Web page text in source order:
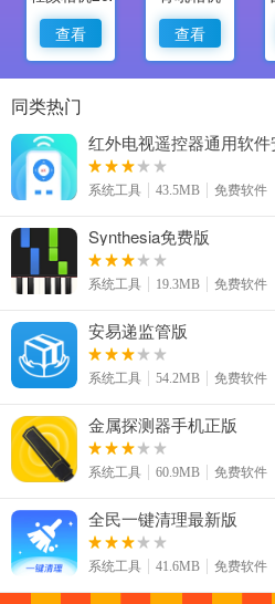
查看
查看
同类热门
红外电视遥控器通用软
系统工具 43.5MB 免费软件
Synthesia免费版
系统工具 19.3MB 免费软件
安易递监管版
系统工具 54.2MB 免费软件
金属探测器手机正版
系统工具 60.9MB 免费软件
全民一键清理最新版
系统工具 41.6MB 免费软件